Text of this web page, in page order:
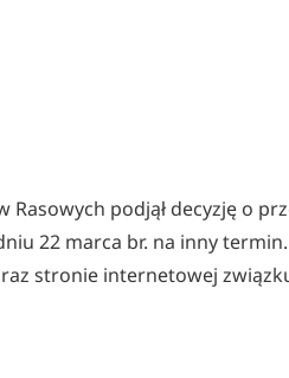
podjął decyzję o
22 marca br. na inny termin.
stronie internetowej